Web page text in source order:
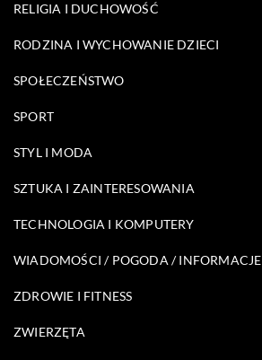
RELIGIA I DUCHOWOŚĆ
RODZINA I WYCHOWANIE DZIECI
SPOŁECZEŃSTWO
SPORT
STYL I MODA
SZTUKA I ZAINTERESOWANIA
TECHNOLOGIA I KOMPUTERY
WIADOMOŚCI / POGODA / INFORMACJE
ZDROWIE I FITNESS
ZWIERZĘTA